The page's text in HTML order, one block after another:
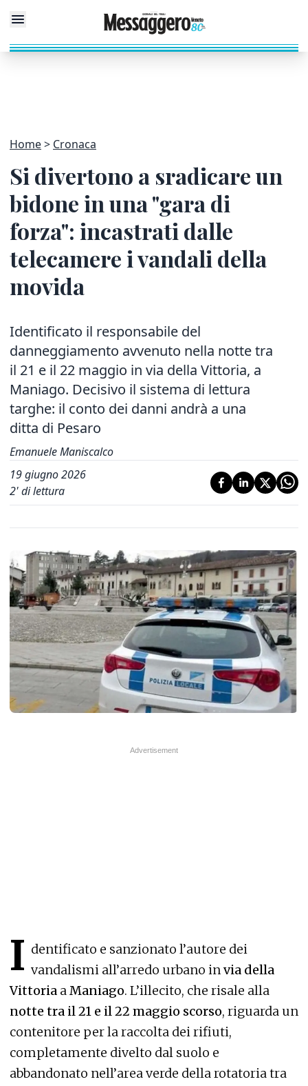
Home Cronaca
Si divertono a sradicare un
bidone in una "gara di
forza": incastrati dalle
telecamere i vandali della
movida
Identificato il responsabile del
danneggiamento avvenuto nella notte tra
il 21 e il 22 maggio in via della Vittoria, a
Maniago. Decisivo il sistema di lettura
targhe: il conto dei danni andrà a una
ditta di Pesaro
Emanuele Maniscalco
19 giugno 2026
2' di lettura
I dentificato e sanzionato l’autore dei
vandalismi all’arredo urbano in via della
Vittoria a Maniago. L’illecito, che risale alla
notte tra il 21 e il 22 maggio scorso, riguarda un
contenitore per la raccolta dei rifiuti,
completamente divelto dal suolo e
abbandonato nell’area verde della rotatoria tra